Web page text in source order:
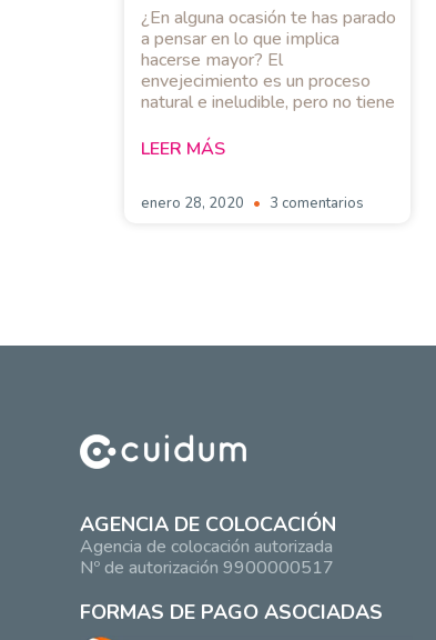
¿En alguna ocasión te has parado
a pensar en lo que implica
hacerse mayor? El
envejecimiento es un proceso
natural e ineludible, pero no tiene
LEER MÁS
enero 28, 2020 3 comentarios
AGENCIA DE COLOCACIÓN
Agencia de colocación autorizada
Nº de autorización 9900000517
FORMAS DE PAGO ASOCIADAS